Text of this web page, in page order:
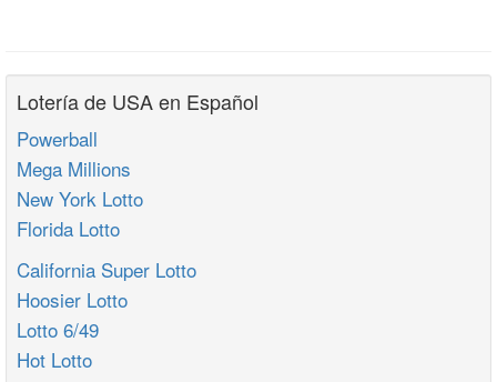
Lotería de USA en Español
Powerball
Mega Millions
New York Lotto
Florida Lotto
California Super Lotto
Hoosier Lotto
Lotto 6/49
Hot Lotto